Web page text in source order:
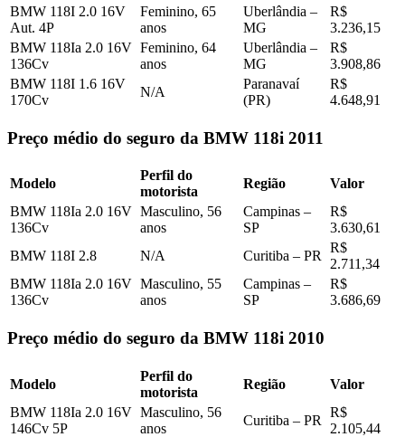
BMW 118I 2.0 16V
Aut. 4P
Feminino, 65
anos
Uberlândia –
MG
R$
3.236,15
BMW 118Ia 2.0 16V
136Cv
Feminino, 64
anos
Uberlândia –
MG
R$
3.908,86
BMW 118I 1.6 16V
170Cv
N/A
Paranavaí
(PR)
R$
4.648,91
Preço médio do seguro da BMW 118i 2011
Modelo
Perfil do
motorista
Região
Valor
BMW 118Ia 2.0 16V
136Cv
Masculino, 56
anos
Campinas –
SP
R$
3.630,61
BMW 118I 2.8
N/A Curitiba – PR
R$
2.711,34
BMW 118Ia 2.0 16V
136Cv
Masculino, 55
anos
Campinas –
SP
R$
3.686,69
Preço médio do seguro da BMW 118i 2010
Modelo
Perfil do
motorista
Região
Valor
BMW 118Ia 2.0 16V
146Cv 5P
Masculino, 56
anos
Curitiba – PR
R$
2.105,44